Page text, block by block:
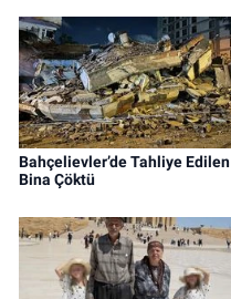
Bahçelievler’de Tahliye Edilen
Bina Çöktü